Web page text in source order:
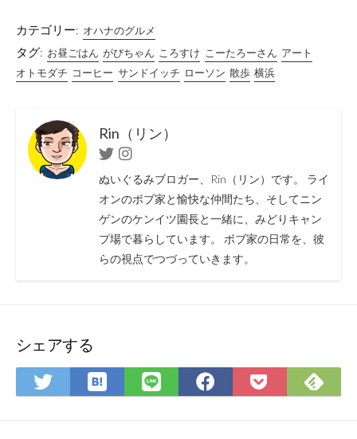
カテゴリー: オハナのグルメ
タグ: お昼ごはん がびちゃん ころすけ こーたろーさん アート
オトモダチ コーヒー サンドイッチ ローソン 散歩 横浜
Rin（リン）
TwitterInstagram
ぬいぐるみブロガー、Rin（リン）です。 ライ
オンのボブ家と愉快な仲間たち、そしてニン
ゲンのケンイツ園長と一緒に、みどりキャン
プ場で暮らしています。 ボブ家の日常を、彼
らの視点でつづっていきます。
シェアする
Twitter
で
は
て
LINE
で
Facebook
で
Pocket
に
で